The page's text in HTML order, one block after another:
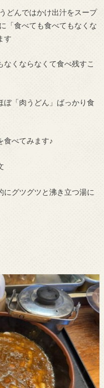
どんではかけ出汁をスープ
「食べても食べてもなくな
す
くならなくて食べ残すこ
ぼ「肉うどん」ばっかり食
食べてみます♪
にグツグツと沸き立つ湯に